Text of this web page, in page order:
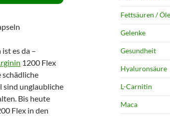
es da –
1200 Flex
schädliche
sind unglaubliche
Bis heute
Flex in den
Fettsäuren / Öle
Gelenke
Gesundheit
Hyaluronsäure
L-Carnitin
Maca